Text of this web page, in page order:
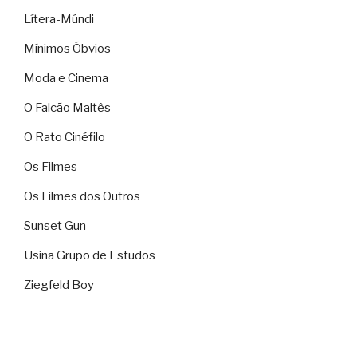
Lítera-Múndi
Mínimos Óbvios
Moda e Cinema
O Falcão Maltês
O Rato Cinéfilo
Os Filmes
Os Filmes dos Outros
Sunset Gun
Usina Grupo de Estudos
Ziegfeld Boy